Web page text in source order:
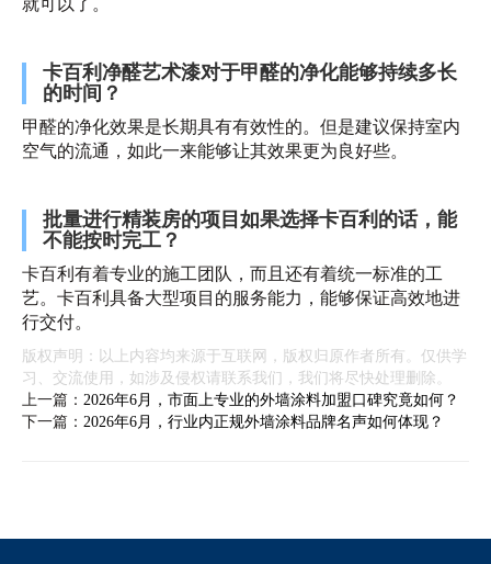
就可以了。
卡百利净醛艺术漆对于甲醛的净化能够持续多长
的时间？
甲醛的净化效果是长期具有有效性的。但是建议保持室内
空气的流通，如此一来能够让其效果更为良好些。
批量进行精装房的项目如果选择卡百利的话，能
不能按时完工？
卡百利有着专业的施工团队，而且还有着统一标准的工
艺。卡百利具备大型项目的服务能力，能够保证高效地进
行交付。
版权声明：以上内容均来源于互联网，版权归原作者所有。仅供学
习、交流使用，如涉及侵权请联系我们，我们将尽快处理删除。
上一篇： 2026年6月，市面上专业的外墙涂料加盟口碑究竟如何？
下一篇： 2026年6月，行业内正规外墙涂料品牌名声如何体现？